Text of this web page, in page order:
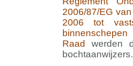
2006/87/EG
2006 tot
Raad werden
bochtaanwijzers.